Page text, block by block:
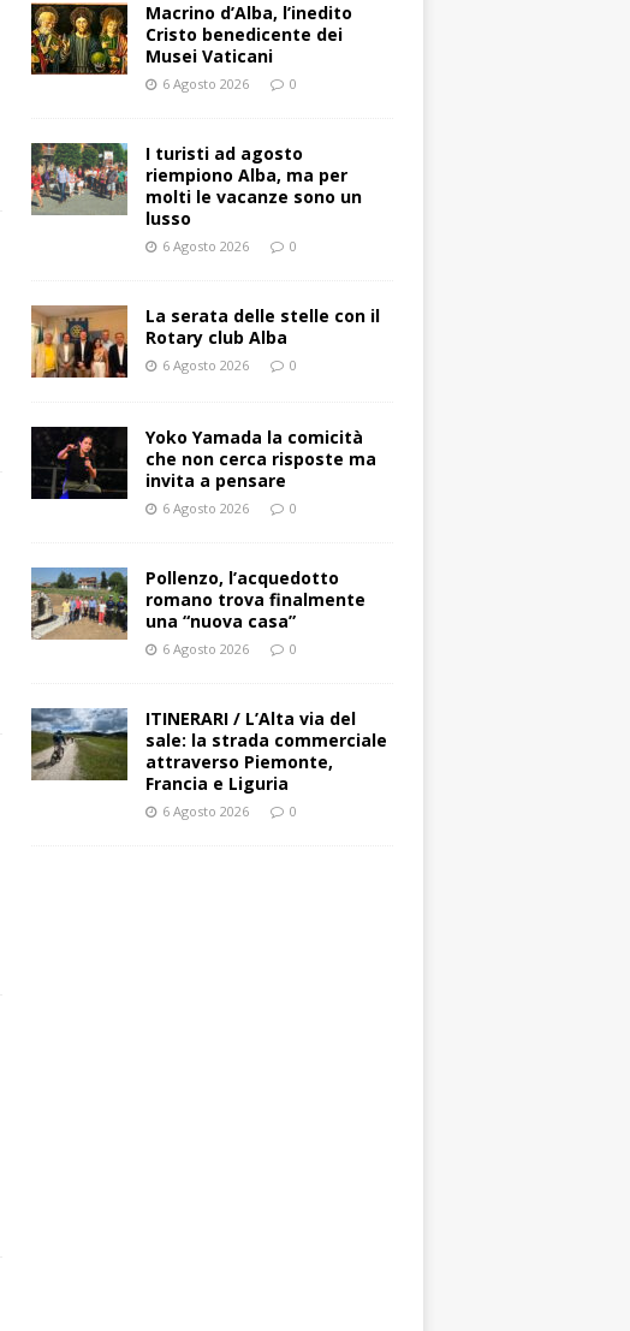
Macrino d’Alba, l’inedito
Cristo benedicente dei
Musei Vaticani
6 Agosto 2026 0
I turisti ad agosto
riempiono Alba, ma per
molti le vacanze sono un
lusso
6 Agosto 2026 0
La serata delle stelle con il
Rotary club Alba
6 Agosto 2026 0
Yoko Yamada la comicità
che non cerca risposte ma
invita a pensare
6 Agosto 2026 0
Pollenzo, l’acquedotto
romano trova finalmente
una “nuova casa”
6 Agosto 2026 0
ITINERARI / L’Alta via del
sale: la strada commerciale
attraverso Piemonte,
Francia e Liguria
6 Agosto 2026 0